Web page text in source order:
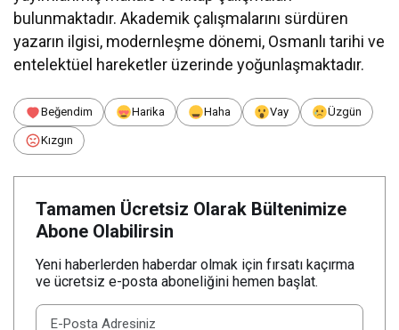
bulunmaktadır. Akademik çalışmalarını sürdüren
yazarın ilgisi, modernleşme dönemi, Osmanlı tarihi ve
entelektüel hareketler üzerinde yoğunlaşmaktadır.
Beğendim Harika Haha Vay Üzgün
Kızgın
Tamamen Ücretsiz Olarak Bültenimize
Abone Olabilirsin
Yeni haberlerden haberdar olmak için fırsatı kaçırma
ve ücretsiz e-posta aboneliğini hemen başlat.